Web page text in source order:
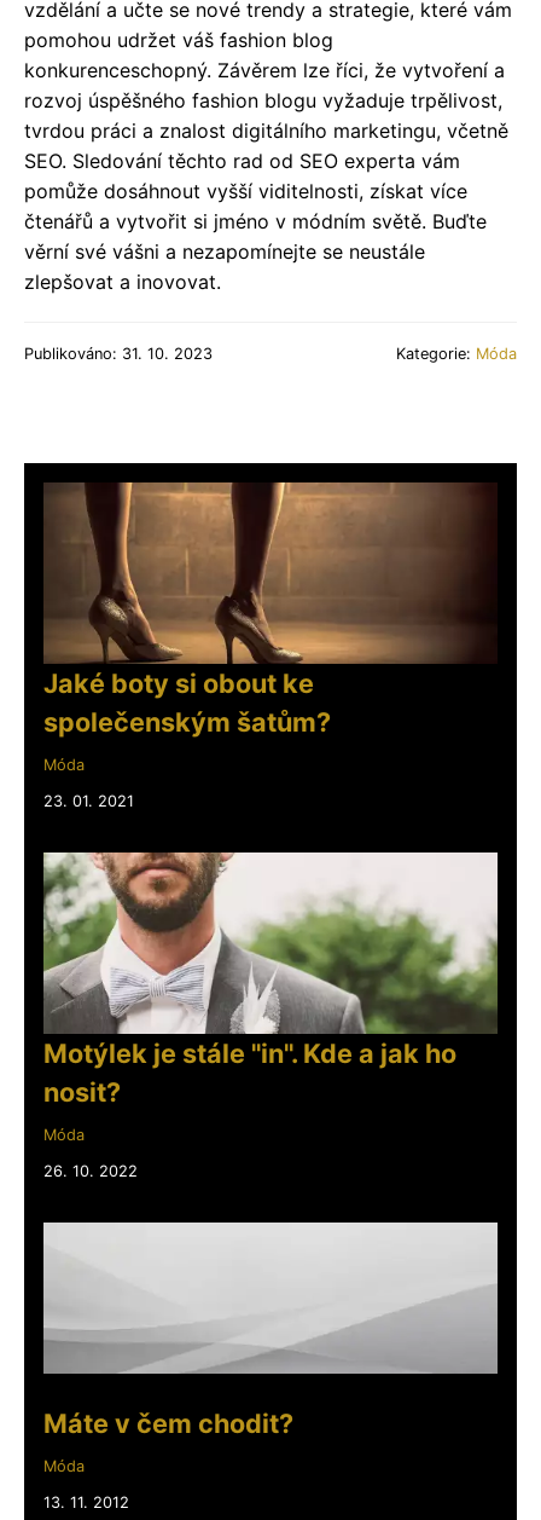
vzdělání a učte se nové trendy a strategie, které vám
pomohou udržet váš fashion blog
konkurenceschopný. Závěrem lze říci, že vytvoření a
rozvoj úspěšného fashion blogu vyžaduje trpělivost,
tvrdou práci a znalost digitálního marketingu, včetně
SEO. Sledování těchto rad od SEO experta vám
pomůže dosáhnout vyšší viditelnosti, získat více
čtenářů a vytvořit si jméno v módním světě. Buďte
věrní své vášni a nezapomínejte se neustále
zlepšovat a inovovat.
Publikováno: 31. 10. 2023 Kategorie: Móda
Jaké boty si obout ke
společenským šatům?
Móda
23. 01. 2021
Motýlek je stále "in". Kde a jak ho
nosit?
Móda
26. 10. 2022
Máte v čem chodit?
Móda
13. 11. 2012